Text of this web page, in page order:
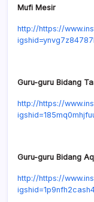
Mufi Mesir
http://https://
Guru-guru Bidang
http://https://
Guru-guru Bidang
http://https://